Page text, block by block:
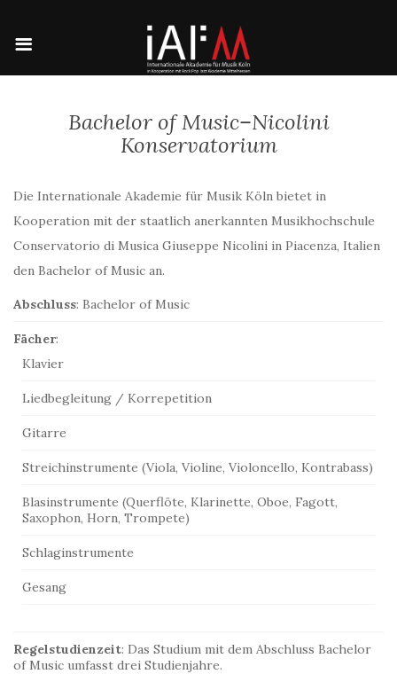
Bachelor of Music–Nicolini
Konservatorium
Die Internationale Akademie für Musik Köln bietet in
Kooperation mit der staatlich anerkannten Musikhochschule
Conservatorio di Musica Giuseppe Nicolini in Piacenza, Italien
den Bachelor of Music an.
Abschluss: Bachelor of Music
Fächer:
Klavier
Liedbegleitung / Korrepetition
Gitarre
Streichinstrumente (Viola, Violine, Violoncello, Kontrabass)
Blasinstrumente (Querflöte, Klarinette, Oboe, Fagott,
Saxophon, Horn, Trompete)
Schlaginstrumente
Gesang
Regelstudienzeit: Das Studium mit dem Abschluss Bachelor
of Music umfasst drei Studienjahre.